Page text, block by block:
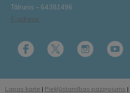
Tālrunis – 64381496
E-adrese
Lapas karte | Piekļūstamības paziņojums |